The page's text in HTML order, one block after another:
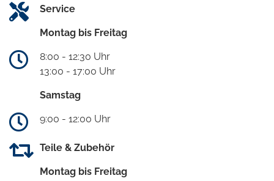
Service
Montag bis Freitag
8:00 - 12:30 Uhr
13:00 - 17:00 Uhr
Samstag
9:00 - 12:00 Uhr
Teile & Zubehör
Montag bis Freitag